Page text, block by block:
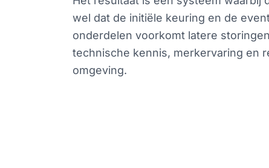
wel dat de initiële keuring en de
onderdelen voorkomt latere
technische kennis, merkervaring en
omgeving.